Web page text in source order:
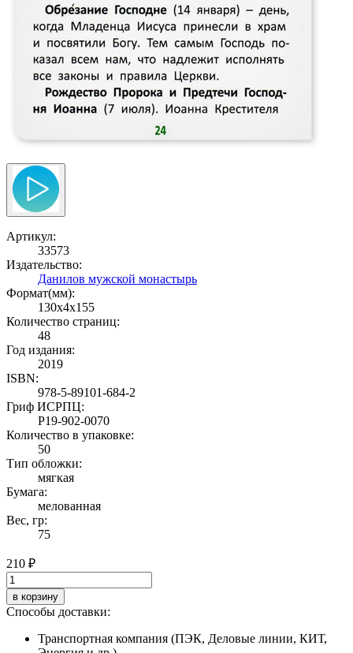
Артикул:
33573
Издательство:
Данилов мужской монастырь
Формат(мм):
130x4x155
Количество страниц:
48
Год издания:
2019
ISBN:
978-5-89101-684-2
Гриф ИСРПЦ:
Р19-902-0070
Количество в упаковке:
50
Тип обложки:
мягкая
Бумага:
мелованная
Вес, гр:
75
210 ₽
в корзину
Способы доставки:
Транспортная компания (ПЭК, Деловые линии, КИТ,